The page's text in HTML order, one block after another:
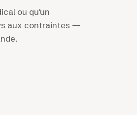
ou qu'un
aux contraintes —